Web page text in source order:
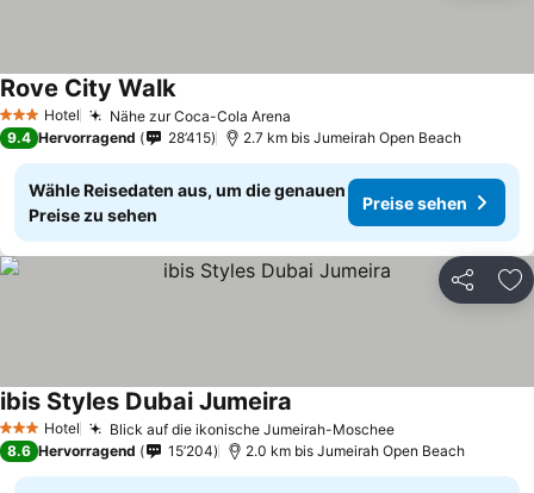
3 SterneHotel Nähe zur Coca-Cola Arena
Rove City Walk
9.4 Hervorragend 28’415 2.7 km bis Jumeirah Open Beach
Wähle Reisedaten aus, um die genauen
Preise zu sehen
Preise sehen
Teilen
3 SterneHotel Blick auf die ikonische Jumeirah-Moschee
ibis Styles Dubai Jumeira
8.6 Hervorragend 15’204 2.0 km bis Jumeirah Open Beach